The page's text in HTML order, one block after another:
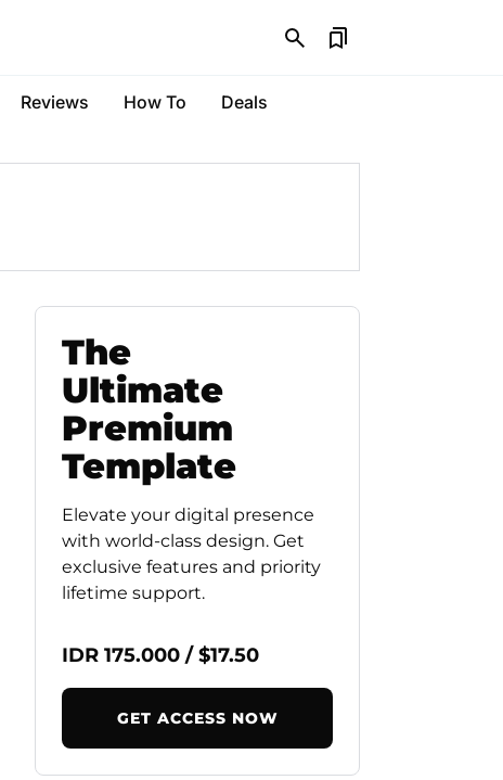
Reviews How To Deals
The
Ultimate
Premium
Template
Elevate your digital presence
with world-class design. Get
exclusive features and priority
lifetime support.
IDR 175.000 / $17.50
GET ACCESS NOW